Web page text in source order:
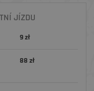
JÍZDU
9 zł
88 zł